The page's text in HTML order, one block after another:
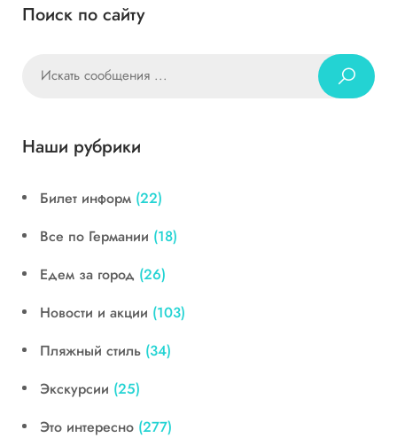
Поиск по сайту
Наши рубрики
Билет информ (22)
Все по Германии (18)
Едем за город (26)
Новости и акции (103)
Пляжный стиль (34)
Экскурсии (25)
Это интересно (277)